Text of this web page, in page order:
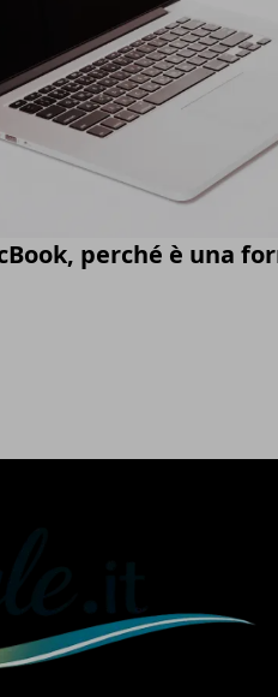
perché è una